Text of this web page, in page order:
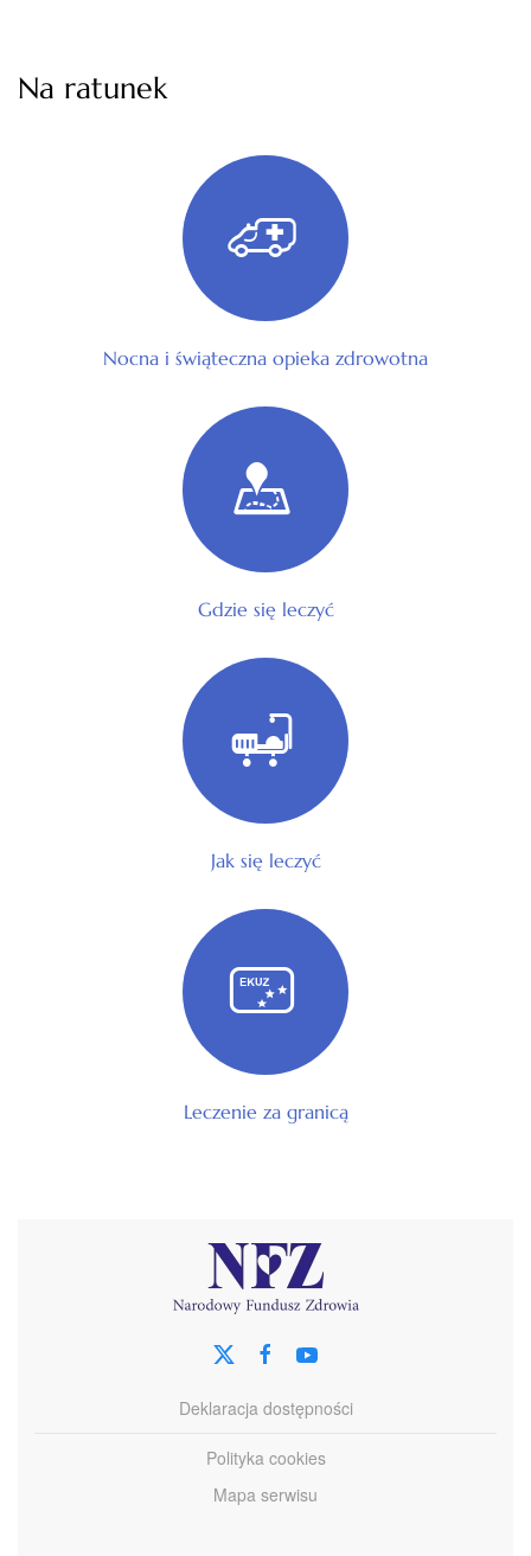
Na ratunek
Nocna i świąteczna opieka zdrowotna
Gdzie się leczyć
Jak się leczyć
Leczenie za granicą
Deklaracja dostępności
Polityka cookies
Mapa serwisu